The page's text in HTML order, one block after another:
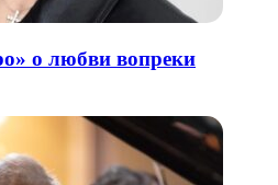
о любви вопреки